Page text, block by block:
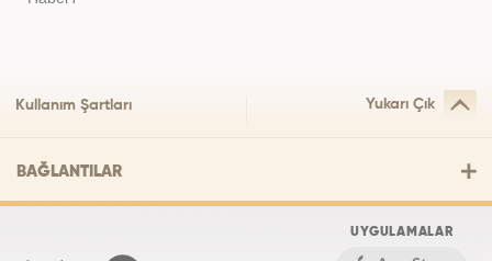
Kullanım Şartları Yukarı Çık
BAĞLANTILAR
UYGULAMALAR